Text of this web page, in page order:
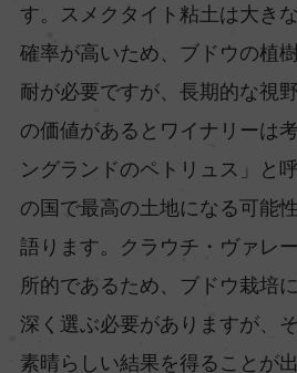
す。スメクタイト粘土は大き
確率が高いため、ブドウの植
耐が必要ですが、長期的な視
の価値があるとワイナリーは
ングランドのペトリュス」と
の国で最高の土地になる可能
語ります。クラウチ・ヴァレ
所的であるため、ブドウ栽培
深く選ぶ必要がありますが、
素晴らしい結果を得ることが